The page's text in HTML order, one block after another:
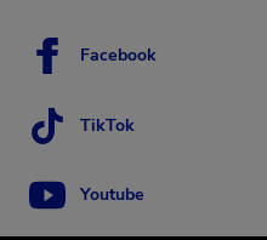
Facebook
TikTok
Youtube